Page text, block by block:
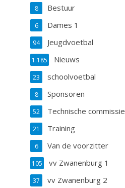
Bestuur
8
Dames 1
6
Jeugdvoetbal
94
Nieuws
1.185
schoolvoetbal
23
Sponsoren
8
Technische commissie
52
Training
21
Van de voorzitter
6
vv Zwanenburg 1
105
vv Zwanenburg 2
37